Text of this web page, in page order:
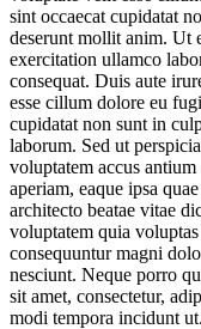
sint occaecat cupidatat
deserunt mollit anim. Ut
exercitation ullamco
consequat. Duis aute
esse cillum dolore eu
cupidatat non sunt in
laborum. Sed ut
voluptatem accus
aperiam, eaque ipsa
architecto beatae vitae
voluptatem quia
consequuntur magni
nesciunt. Neque porro
sit amet, consectetur,
modi tempora incidunt ut.